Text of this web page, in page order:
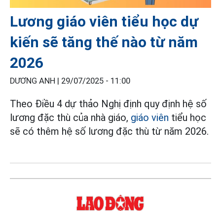
Lương giáo viên tiểu học dự
kiến sẽ tăng thế nào từ năm
2026
DƯƠNG ANH | 29/07/2025 - 11:00
Theo Điều 4 dự thảo Nghị định quy định hệ số
lương đặc thù của nhà giáo, giáo viên tiểu học
sẽ có thêm hệ số lương đặc thù từ năm 2026.